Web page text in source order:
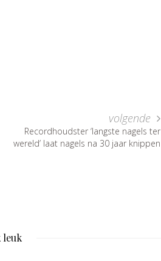
volgende
Recordhoudster ‘langste nagels ter
wereld’ laat nagels na 30 jaar knippen
leuk